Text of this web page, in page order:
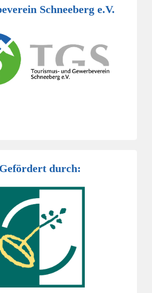
Schneeberg e.V.
Gefördert durch: